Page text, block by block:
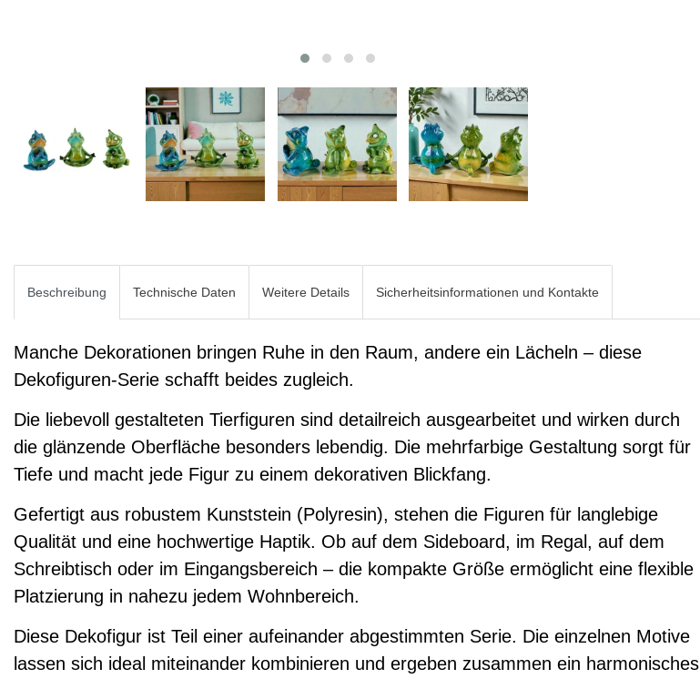
Beschreibung Technische Daten Weitere Details Sicherheitsinformationen und Kontakte
Manche Dekorationen bringen Ruhe in den Raum, andere ein Lächeln – diese
Dekofiguren-Serie schafft beides zugleich.
Die liebevoll gestalteten Tierfiguren sind detailreich ausgearbeitet und wirken durch
die glänzende Oberfläche besonders lebendig. Die mehrfarbige Gestaltung sorgt für
Tiefe und macht jede Figur zu einem dekorativen Blickfang.
Gefertigt aus robustem Kunststein (Polyresin), stehen die Figuren für langlebige
Qualität und eine hochwertige Haptik. Ob auf dem Sideboard, im Regal, auf dem
Schreibtisch oder im Eingangsbereich – die kompakte Größe ermöglicht eine flexible
Platzierung in nahezu jedem Wohnbereich.
Diese Dekofigur ist Teil einer aufeinander abgestimmten Serie. Die einzelnen Motive
lassen sich ideal miteinander kombinieren und ergeben zusammen ein harmonisches